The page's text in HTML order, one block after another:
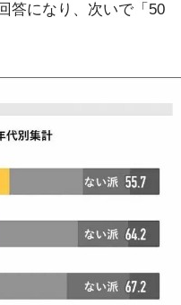
答になり、次いで「50